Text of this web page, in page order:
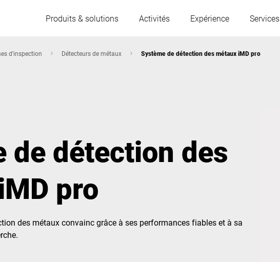
Produits & solutions Activités Expérience Services
Hongrie
d'inspection Détecteurs de métaux Système de détection des métaux iMD pro
de détection des
pro
des métaux convainc grâce à ses performances fiables et à sa